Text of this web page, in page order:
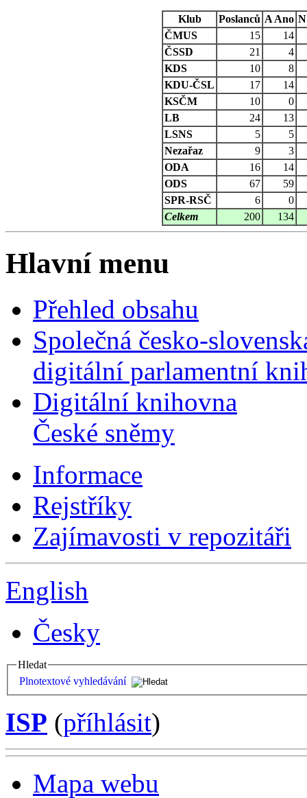
Klub Poslanců A Ano N
ČMUS
15
14
ČSSD
21
4
KDS
10
8
KDU-ČSL
17
14
KSČM
10
0
LB
24
13
LSNS
5
5
Nezařaz
9
3
ODA
16
14
ODS
67
59
SPR-RSČ
6
0
Celkem
200 134
Hlavní menu
Přehled obsahu
Společná česko-
digitální parlamentní
Digitální knihovna
České sněmy
Informace
Rejstříky
Zajímavosti v repozitáři
English
Česky
Hledat
Plnotextové vyhledávání
ISP (příhlásit)
Mapa webu